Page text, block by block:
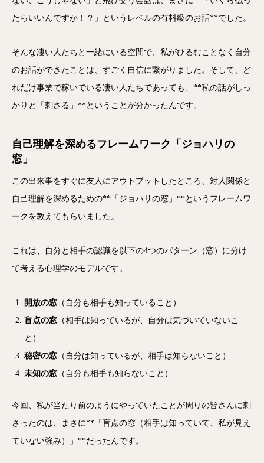
たらいいんですか！？」というレベルの有料級のお話**でした。
そんな凄い人たちと一緒にいる空間で、私がひるむことなく自分
のお話ができたことは、すごく自信に繋がりました。そして、ど
れだけ事業で稼いでいる凄い人たちであっても、**私の話がしっ
かりと「刺さる」**ということが分かったんです。
自己理解を深めるフレームワーク「ジョハリの
窓」
この出来事をすぐに友人にアウトプットしたところ、対人関係と
自己理解を深めるための**「ジョハリの窓」**というフレームワ
ークを教えてもらいました。
これは、自分と相手の認識を以下の4つのパターン（窓）に分け
て考える心理学のモデルです。
開放の窓 （自分も相手も知っていること）
盲点の窓 （相手は知っているが、自分は気づいていないこ
と）
秘密の窓 （自分は知っているが、相手は知らないこと）
未知の窓 （自分も相手も知らないこと）
今回、私が当たり前のようにやっていたことが周りの皆さんに刺
さったのは、まさに**「盲点の窓（相手は知っていて、私が見え
ていない強み）」**だったんです。